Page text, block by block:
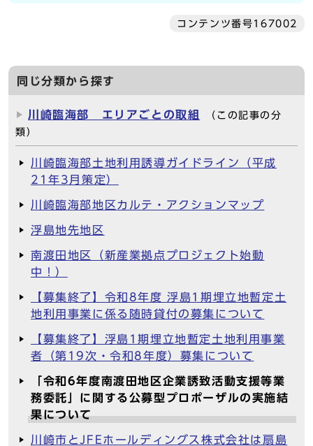
コンテンツ番号167002
同じ分類から探す
川崎臨海部 エリアごとの取組
（この記事の分
類）
川崎臨海部土地利用誘導ガイドライン（平成
21年3月策定）
川崎臨海部地区カルテ・アクションマップ
浮島地先地区
南渡田地区（新産業拠点プロジェクト始動
中！）
【募集終了】令和8年度 浮島1期埋立地暫定土
地利用事業に係る随時貸付の募集について
【募集終了】浮島1期埋立地暫定土地利用事業
者（第19次・令和8年度）募集について
「令和6年度南渡田地区企業誘致活動支援等業
務委託」に関する公募型プロポーザルの実施結
果について
川崎市とJFEホールディングス株式会社は扇島